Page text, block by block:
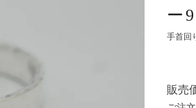
ー
手首回
販売